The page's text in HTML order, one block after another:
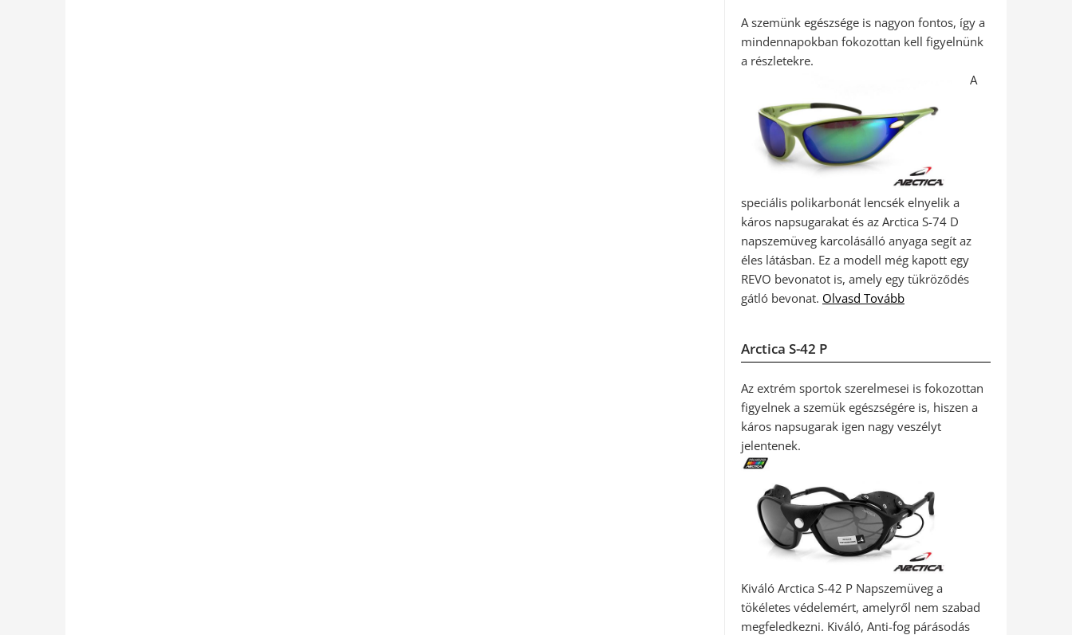
A szemünk egészsége is nagyon fontos, így a
mindennapokban fokozottan kell figyelnünk
a részletekre.
A
speciális polikarbonát lencsék elnyelik a
káros napsugarakat és az Arctica S-74 D
napszemüveg karcolásálló anyaga segít az
éles látásban. Ez a modell még kapott egy
REVO bevonatot is, amely egy tükröződés
gátló bevonat. Olvasd Tovább
Arctica S-42 P
Az extrém sportok szerelmesei is fokozottan
figyelnek a szemük egészségére is, hiszen a
káros napsugarak igen nagy veszélyt
jelentenek.
Kiváló Arctica S-42 P Napszemüveg a
tökéletes védelemért, amelyről nem szabad
megfeledkezni. Kiváló, Anti-fog párásodás